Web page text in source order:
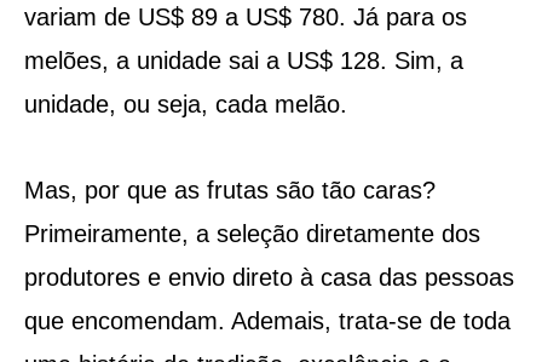
variam de US$ 89 a US$ 780. Já para os
melões, a unidade sai a US$ 128. Sim, a
unidade, ou seja, cada melão.
Mas, por que as frutas são tão caras?
Primeiramente, a seleção diretamente dos
produtores e envio direto à casa das pessoas
que encomendam. Ademais, trata-se de toda